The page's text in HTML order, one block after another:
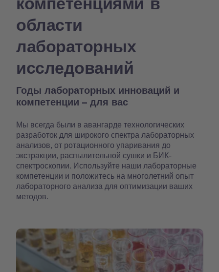
области
лабораторных
исследований
Годы лабораторных инноваций и
компетенции – для вас
Мы всегда были в авангарде технологических
разработок для широкого спектра лабораторных
анализов, от ротационного упаривания до
экстракции, распылительной сушки и БИК-
спектроскопии. Используйте наши лабораторные
компетенции и положитесь на многолетний опыт
лабораторного анализа для оптимизации ваших
методов.